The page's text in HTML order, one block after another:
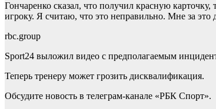
Гончаренко сказал, что получил красную
игроку. Я считаю, что это неправильно. Мне за
rbc.group
Sport24 выложил видео с предполагаемым
Теперь тренеру может грозить дисквалификация.
Обсудите новость в телеграм-канале «РБК Спорт».